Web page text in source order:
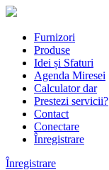
Furnizori
Produse
Idei și Sfaturi
Agenda Miresei
Calculator dar
Prestezi servicii?
Contact
Conectare
Înregistrare
Înregistrare